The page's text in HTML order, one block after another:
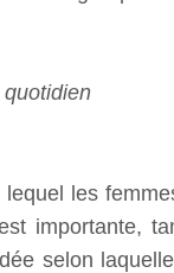
lequel les
importante,
selon